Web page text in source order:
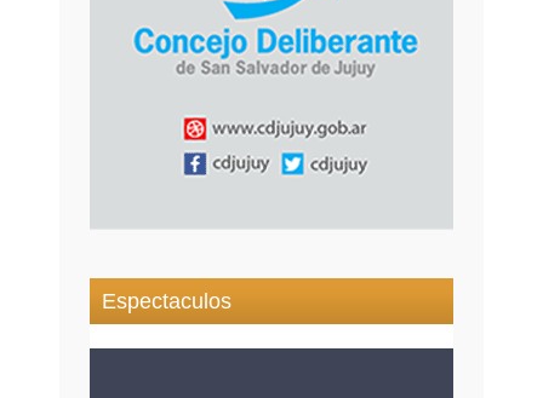
Espectaculos